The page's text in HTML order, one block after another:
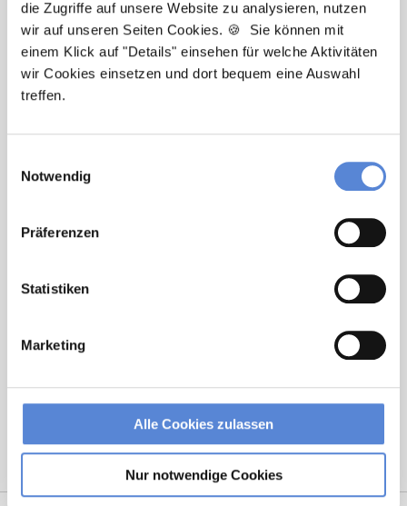
die Zugriffe auf unsere Website zu analysieren, nutzen
wir auf unseren Seiten Cookies. 🍪 Sie können mit
einem Klick auf "Details" einsehen für welche Aktivitäten
wir Cookies einsetzen und dort bequem eine Auswahl
treffen.
Notwendig
Präferenzen
Statistiken
Marketing
Alle Cookies zulassen
Nur notwendige Cookies
unterstütze Sie bei der Suche nach einer Stelle, die
wirklich zu Ihnen passt. Bei Fragen zum
Bewerbungsprozess bin ich gerne für Sie da!
Kontakt
Fax: +49 (0) 521 / 911 730 31